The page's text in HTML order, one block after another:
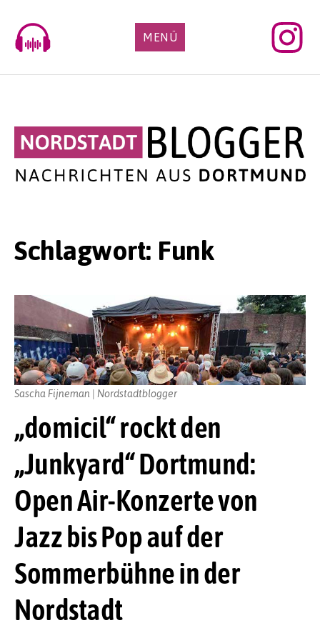
content
MENÜ
Schlagwort: Funk
„domicil“ rockt den
„Junkyard“ Dortmund:
Open Air-Konzerte von
Jazz bis Pop auf der
Sommerbühne in der
Nordstadt
Sascha Fijneman | Nordstadtblogger